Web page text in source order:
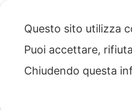
Questo sito utilizza
Puoi accettare,
Chiudendo questa